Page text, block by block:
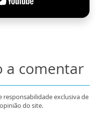
a comentar
responsabilidade exclusiva de
do site.